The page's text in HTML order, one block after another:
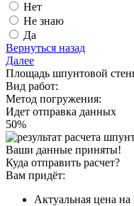
Нет
Не знаю
Да
Вернуться назад
Далее
Площадь шпунтовой
Вид работ:
Метод погружения:
Идет отправка данных
50%
Ваши данные приняты!
Куда отправить расчет?
Вам придёт:
Актуальная цена